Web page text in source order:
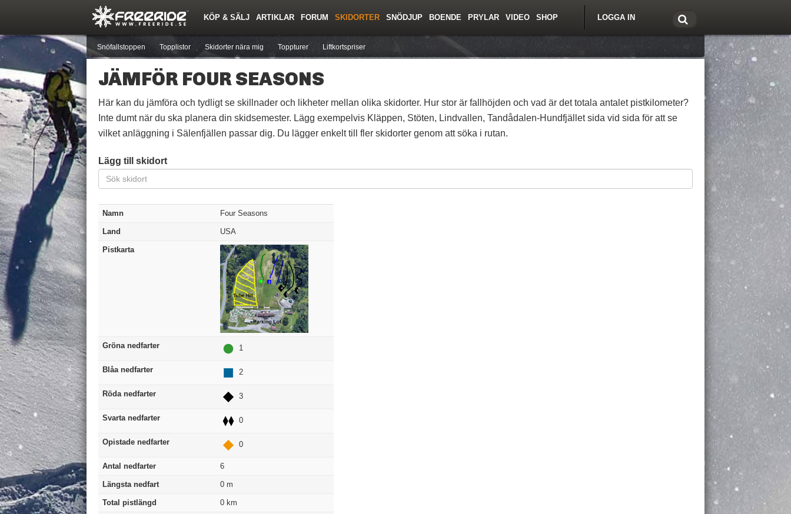
LOGGA IN
KÖP & SÄLJ ARTIKLAR
Nyheter Quiz Events
FORUM
Nya inlägg Forumlista
SKIDORTER
Snöfallstoppen Topplistor Skidorter nära mig Toppturer Liftkortspriser
SNÖDJUP BOENDE PRYLAR
Skidor Pjäxor
VIDEO
Årets Krasch
SHOP
JÄMFÖR FOUR SEASONS
Här kan du jämföra och tydligt se skillnader och likheter mellan olika skidorter. Hur stor är fallhöjden och vad är det totala antalet pistkilometer?
Inte dumt när du ska planera din skidsemester. Lägg exempelvis Kläppen, Stöten, Lindvallen, Tandådalen-Hundfjället sida vid sida för att se
vilket anläggning i Sälenfjällen passar dig. Du lägger enkelt till fler skidorter genom att söka i rutan.
Lägg till skidort
Namn Four Seasons
Land USA
Pistkarta
Gröna nedfarter 1
Blåa nedfarter 2
Röda nedfarter 3
Svarta nedfarter 0
Opistade nedfarter 0
Antal nedfarter 6
Längsta nedfart 0 m
Total pistlängd 0 km